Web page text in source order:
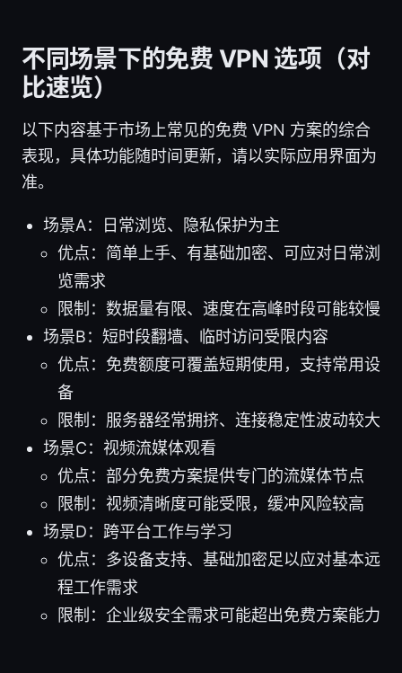
不同场景下的免费 VPN 选项（对
比速览）
以下内容基于市场上常见的免费 VPN 方案的综合
表现，具体功能随时间更新，请以实际应用界面为
准。
场景A：日常浏览、隐私保护为主
优点：简单上手、有基础加密、可应对日常浏
览需求
限制：数据量有限、速度在高峰时段可能较慢
场景B：短时段翻墙、临时访问受限内容
优点：免费额度可覆盖短期使用，支持常用设
备
限制：服务器经常拥挤、连接稳定性波动较大
场景C：视频流媒体观看
优点：部分免费方案提供专门的流媒体节点
限制：视频清晰度可能受限，缓冲风险较高
场景D：跨平台工作与学习
优点：多设备支持、基础加密足以应对基本远
程工作需求
限制：企业级安全需求可能超出免费方案能力